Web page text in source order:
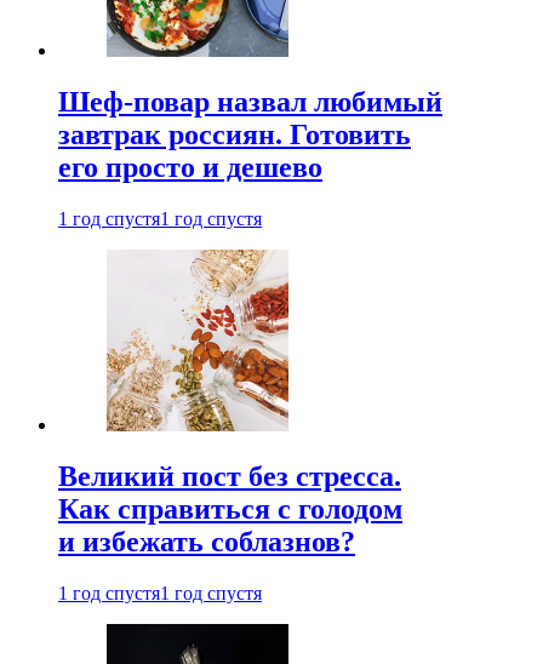
Шеф-повар назвал любимый
завтрак россиян. Готовить
его просто и дешево
1 год спустя1 год спустя
Великий пост без стресса.
Как справиться с голодом
и избежать соблазнов?
1 год спустя1 год спустя